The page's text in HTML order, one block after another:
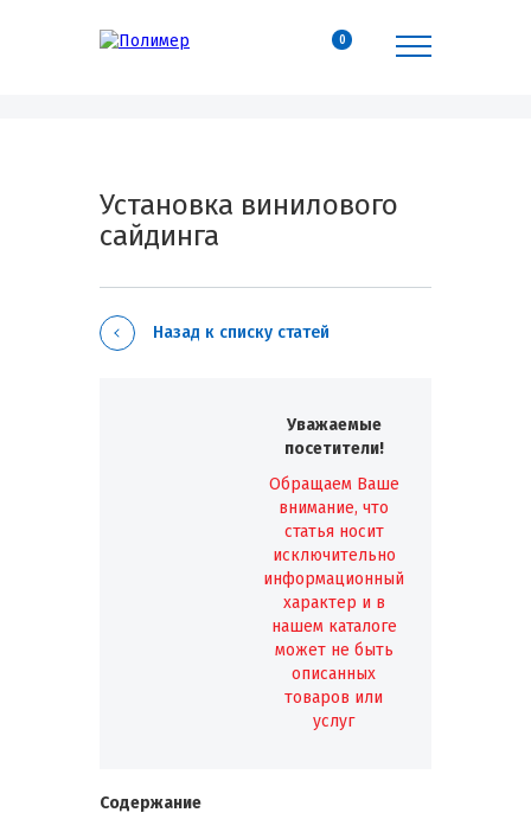
0
Установка винилового
сайдинга
Назад к списку статей
Уважаемые
посетители!
Обращаем Ваше
внимание, что
статья носит
исключительно
информационный
характер и в
нашем каталоге
может не быть
описанных
товаров или
услуг
Содержание